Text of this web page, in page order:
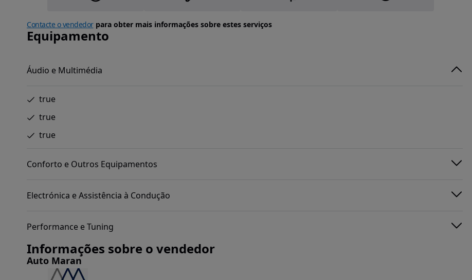
Contacte o vendedorpara obter mais informações sobre estes serviços
Equipamento
Áudio e Multimédia
true
true
true
Conforto e Outros Equipamentos
Electrónica e Assistência à Condução
Performance e Tuning
Informações sobre o vendedor
Auto Maran